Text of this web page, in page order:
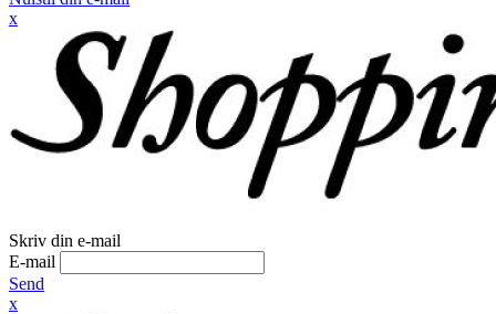
x
Skriv din e-mail
E-mail
Send
x